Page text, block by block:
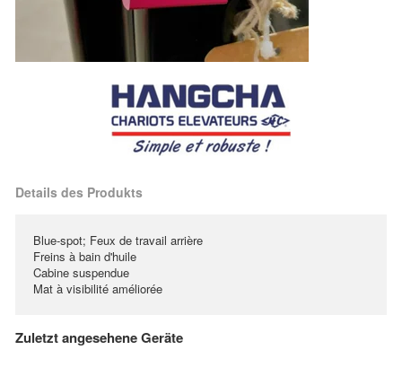
Details des Produkts
Blue-spot; Feux de travail arrière
Freins à bain d'huile
Cabine suspendue
Mat à visibilité améliorée
Zuletzt angesehene Geräte